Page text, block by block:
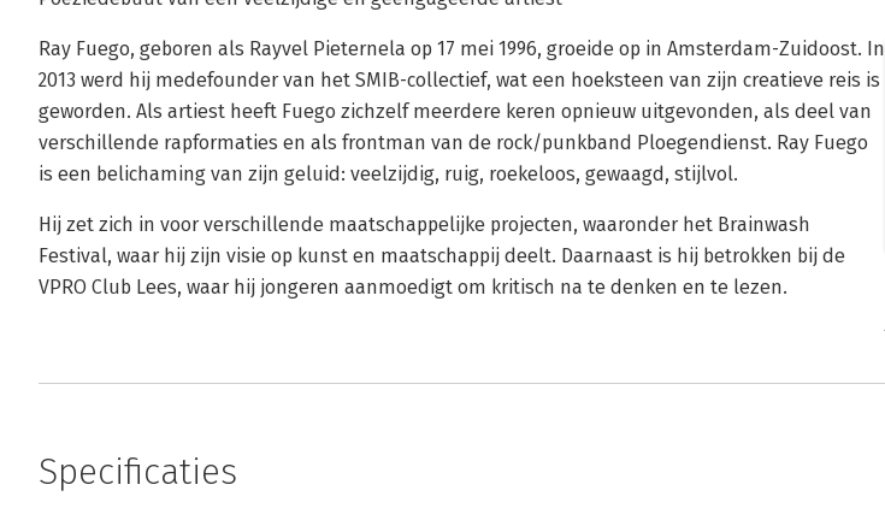
Ray Fuego, geboren als Rayvel Pieternela op 17 mei 1996, groeide op in Amsterdam-Zuidoost. In
2013 werd hij medefounder van het SMIB-collectief, wat een hoeksteen van zijn creatieve reis is
geworden. Als artiest heeft Fuego zichzelf meerdere keren opnieuw uitgevonden, als deel van
verschillende rapformaties en als frontman van de rock/punkband Ploegendienst. Ray Fuego
is een belichaming van zijn geluid: veelzijdig, ruig, roekeloos, gewaagd, stijlvol.
Hij zet zich in voor verschillende maatschappelijke projecten, waaronder het Brainwash
Festival, waar hij zijn visie op kunst en maatschappij deelt. Daarnaast is hij betrokken bij de
VPRO Club Lees, waar hij jongeren aanmoedigt om kritisch na te denken en te lezen.
Specificaties